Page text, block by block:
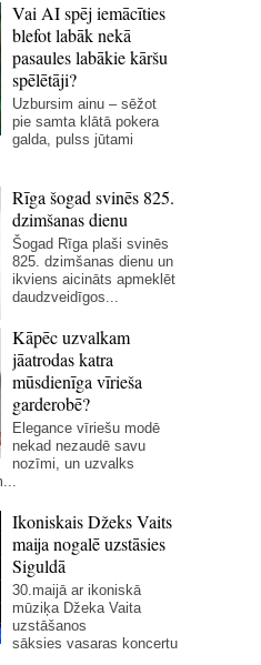
Vai AI spēj iemācīties
blefot labāk nekā
pasaules labākie kāršu
spēlētāji?
Uzbursim ainu – sēžot
pie samta klātā pokera
galda, pulss jūtami
Rīga šogad svinēs 825.
dzimšanas dienu
Šogad Rīga plaši svinēs
825. dzimšanas dienu un
ikviens aicināts apmeklēt
daudzveidīgos...
Kāpēc uzvalkam
jāatrodas katra
mūsdienīga vīrieša
garderobē?
Elegance vīriešu modē
nekad nezaudē savu
nozīmi, un uzvalks
Ikoniskais Džeks Vaits
maija nogalē uzstāsies
Siguldā
30.maijā ar ikoniskā
mūziķa Džeka Vaita
uzstāšanos
sāksies vasaras koncertu